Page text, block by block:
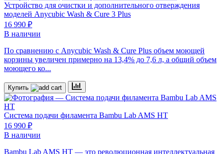
Устройство для очистки и дополнительного отверждения
моделей Anycubic Wash & Cure 3 Plus
16 990 ₽
В наличии
По сравнению с Anycubic Wash & Cure Plus объем моющей
корзины увеличен примерно на 13,4% до 7,6 л, а общий объем
моющего ко...
Купить
Система подачи филамента Bambu Lab AMS HT
16 990 ₽
В наличии
Bambu Lab AMS HT — это революционная интеллектуальная